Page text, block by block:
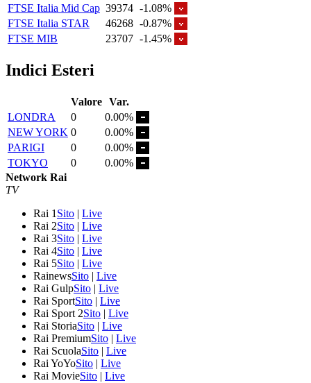
FTSE Italia Mid Cap 39374 -1.08%
FTSE Italia STAR
46268 -0.87%
FTSE MIB
23707 -1.45%
Indici Esteri
Valore Var.
LONDRA
0
0.00%
NEW YORK 0
0.00%
PARIGI
0
0.00%
TOKYO
0
0.00%
Network Rai
TV
Rai 1 Sito | Live
Rai 2Sito | Live
Rai 3Sito | Live
Rai 4Sito | Live
Rai 5Sito | Live
RainewsSito | Live
Rai GulpSito | Live
Rai SportSito | Live
Rai Sport 2Sito | Live
Rai StoriaSito | Live
Rai PremiumSito | Live
Rai ScuolaSito | Live
Rai YoYoSito | Live
Rai MovieSito | Live